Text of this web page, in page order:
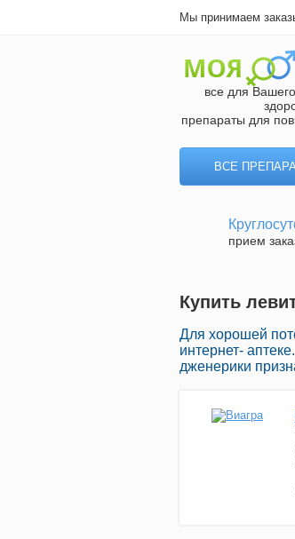
Мы принимаем
все для
препараты для
ВСЕ
прием
Купить
Для хорошей
интернет-
дженерики